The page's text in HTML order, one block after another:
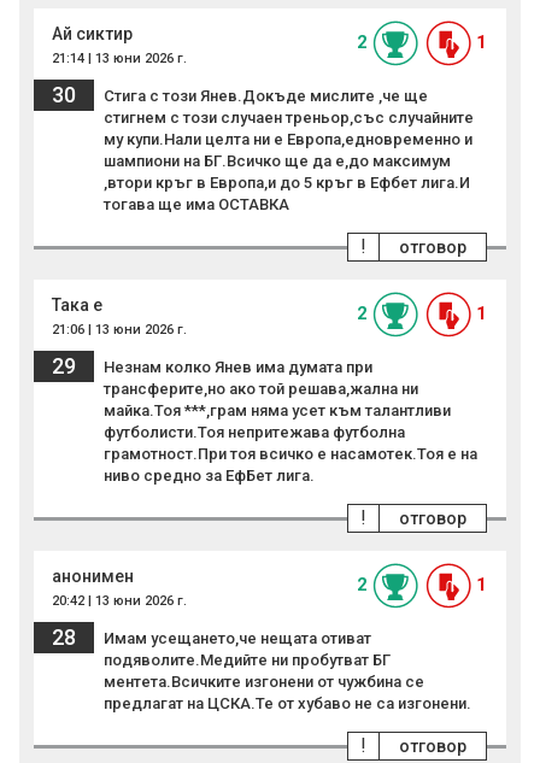
Ай сиктир
21:14 | 13 юни 2026 г.
2 1
30
Стига с този Янев.Докъде мислите ,че ще
стигнем с този случаен треньор,със случайните
му купи.Нали целта ни е Европа,едновременно и
шампиони на БГ.Всичко ще да е,до максимум
,втори кръг в Европа,и до 5 кръг в Ефбет лига.И
тогава ще има ОСТАВКА
отговор
!
Така е
21:06 | 13 юни 2026 г.
2 1
29
Незнам колко Янев има думата при
трансферите,но ако той решава,жална ни
майка.Тоя ***,грам няма усет към талантливи
футболисти.Тоя непритежава футболна
грамотност.При тоя всичко е насамотек.Тоя е на
ниво средно за ЕфБет лига.
отговор
!
анонимен
20:42 | 13 юни 2026 г.
2 1
28
Имам усещането,че нещата отиват
подяволите.Медийте ни пробутват БГ
ментета.Всичките изгонени от чужбина се
предлагат на ЦСКА.Те от хубаво не са изгонени.
отговор
!